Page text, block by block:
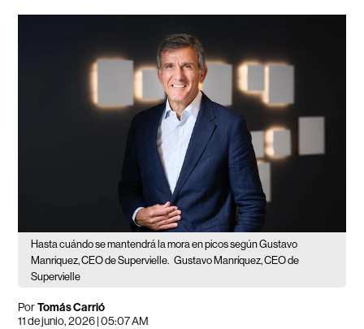
Hasta cuándo se mantendrá la mora en picos según Gustavo
Manriquez, CEO de Supervielle. Gustavo Manríquez, CEO de
Supervielle
PorTomás Carrió
11 de junio, 2026 | 05:07 AM